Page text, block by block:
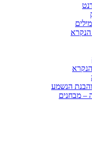
הנקרא
והבנת הנשמע
– מבחנים